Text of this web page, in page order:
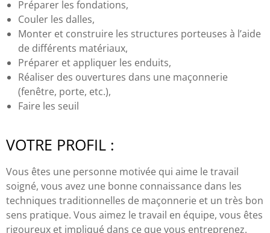
Préparer les fondations,
Couler les dalles,
Monter et construire les structures porteuses à l’aide
de différents matériaux,
Préparer et appliquer les enduits,
Réaliser des ouvertures dans une maçonnerie
(fenêtre, porte, etc.),
Faire les seuil
VOTRE PROFIL :
Vous êtes une personne motivée qui aime le travail
soigné, vous avez une bonne connaissance dans les
techniques traditionnelles de maçonnerie et un très bon
sens pratique. Vous aimez le travail en équipe, vous êtes
rigoureux et impliqué dans ce que vous entreprenez.